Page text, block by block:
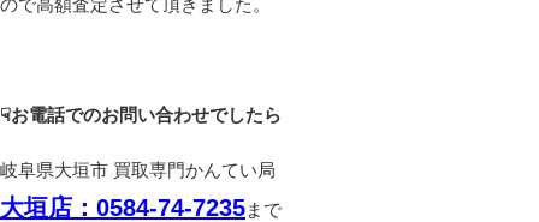
ので高額査定させて頂きました。
☟お電話でのお問い合わせでしたら
岐阜県大垣市 買取専門かんてい局
大垣店：0584-74-7235まで